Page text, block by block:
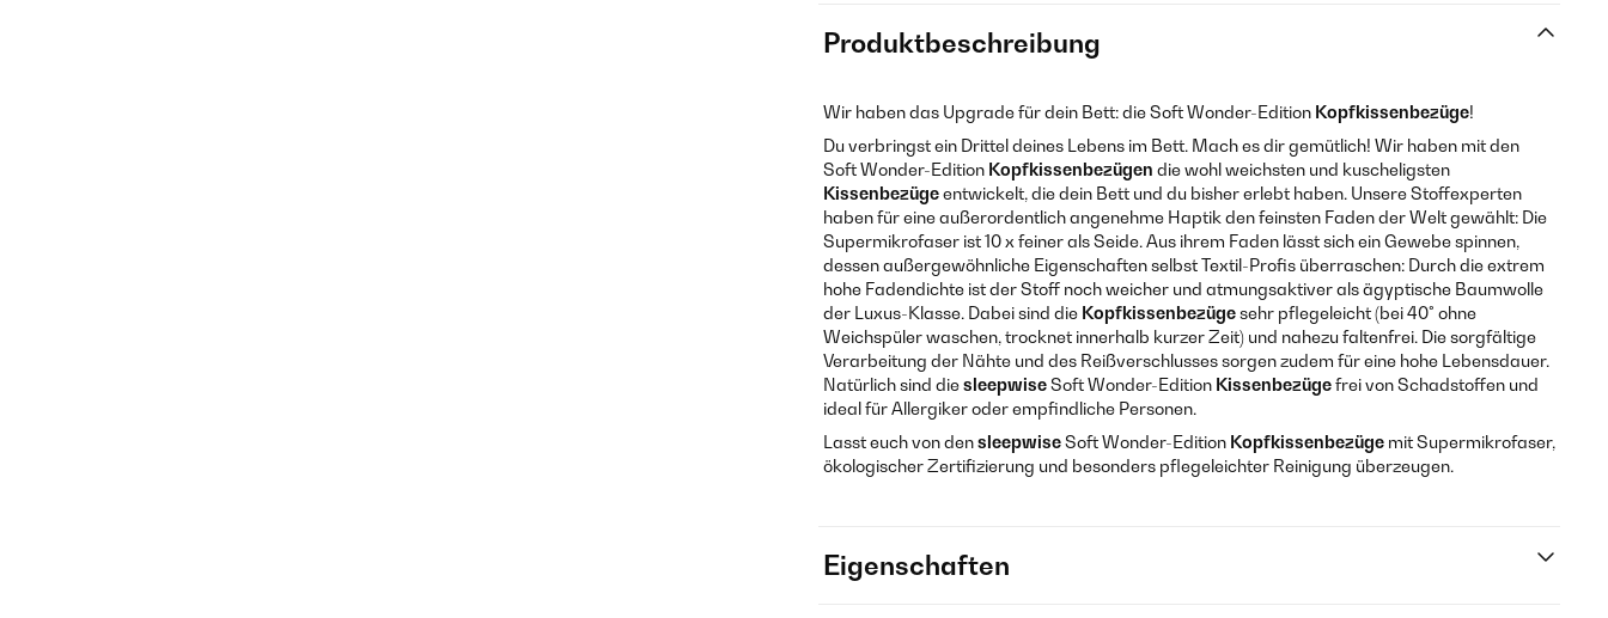
Produktbeschreibung
Wir haben das Upgrade für dein Bett: die Soft Wonder-Edition Kopfkissenbezüge!
Du verbringst ein Drittel deines Lebens im Bett. Mach es dir gemütlich! Wir haben mit den
Soft Wonder-Edition Kopfkissenbezügen die wohl weichsten und kuscheligsten
Kissenbezügeentwickelt, die dein Bett und du bisher erlebt haben. Unsere Stoffexperten
haben für eine außerordentlich angenehme Haptik den feinsten Faden der Welt gewählt: Die
Supermikrofaser ist 10 x feiner als Seide. Aus ihrem Faden lässt sich ein Gewebe spinnen,
dessen außergewöhnliche Eigenschaften selbst Textil-Profis überraschen: Durch die extrem
hohe Fadendichte ist der Stoff noch weicher und atmungsaktiver als ägyptische Baumwolle
der Luxus-Klasse. Dabei sind die Kopfkissenbezügesehr pflegeleicht (bei 40° ohne
Weichspüler waschen, trocknet innerhalb kurzer Zeit) und nahezu faltenfrei. Die sorgfältige
Verarbeitung der Nähte und des Reißverschlusses sorgen zudem für eine hohe Lebensdauer.
Natürlich sind diesleepwiseSoft Wonder-Edition Kissenbezügefrei von Schadstoffen und
ideal für Allergiker oder empfindliche Personen.
Lasst euch von densleepwiseSoft Wonder-Edition Kopfkissenbezüge mit Supermikrofaser,
ökologischer Zertifizierung und besonders pflegeleichter Reinigung überzeugen.
Eigenschaften